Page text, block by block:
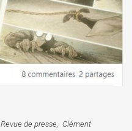
Revue de presse
Clément